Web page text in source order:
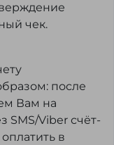
чек.
после
Вам на
SMS/Viber счёт-
в